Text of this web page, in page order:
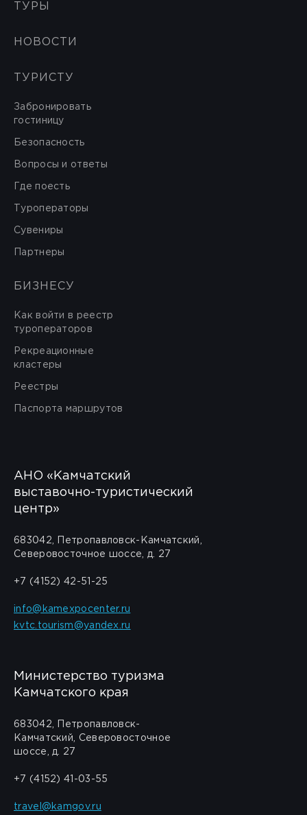
ТУРЫ
НОВОСТИ
ТУРИСТУ
Забронировать
гостиницу
Безопасность
Вопросы и ответы
Где поесть
Туроператоры
Сувениры
Партнеры
БИЗНЕСУ
Как войти в реестр
туроператоров
Рекреационные
кластеры
Реестры
Паспорта маршрутов
АНО «Камчатский
выставочно-туристический
центр»
683042, Петропавловск-Камчатский,
Северовосточное шоссе, д. 27
+7 (4152) 42-51-25
info@kamexpocenter.ru
kvtc.tourism@yandex.ru
Министерство туризма
Камчатского края
683042, Петропавловск-
Камчатский, Северовосточное
шоссе, д. 27
+7 (4152) 41-03-55
travel@kamgov.ru